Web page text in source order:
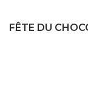
FÊTE DU